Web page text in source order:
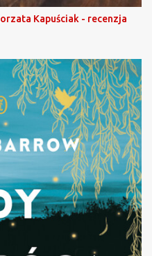
Kapuściak - recenzja